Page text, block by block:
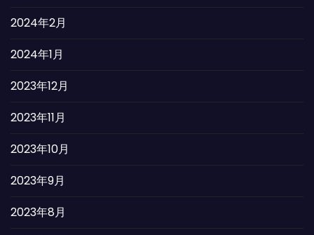
2024年2月
2024年1月
2023年12月
2023年11月
2023年10月
2023年9月
2023年8月